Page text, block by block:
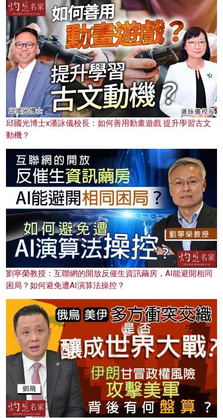
邱國光博士x潘詠儀校長：如何善用動畫遊戲 提升學習古文
動機？
劉寧榮教授：互聯網的開放反催生資訊繭房，AI能避開相同
困局？如何避免遭AI演算法操控？